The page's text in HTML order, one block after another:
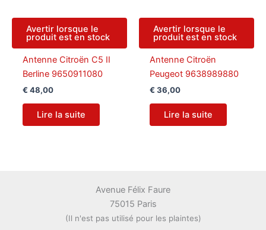
Avertir lorsque le
produit est en stock
Antenne Citroën C5 II
Berline 9650911080
€ 48,00
Lire la suite
Avertir lorsque le
produit est en stock
Antenne Citroën
Peugeot 9638989880
€ 36,00
Lire la suite
Avenue Félix Faure
75015 Paris
(Il n'est pas utilisé pour les plaintes)